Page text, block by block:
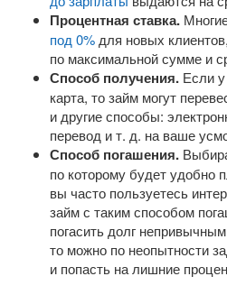
Процентная ставка.
под 0% для новых
по максимальной сумме и
Способ получения. Если
карта, то займ могут
и другие способы:
перевод и т. д. на ваше
Способ погашения.
по которому будет удобно
вы часто пользуетесь
займ с таким способом
погасить долг
то можно по неопытности
и попасть на лишние